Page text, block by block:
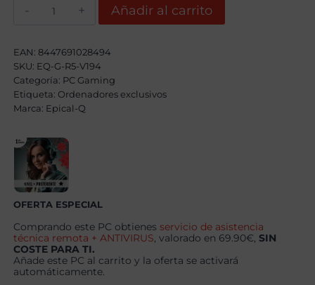
AMD
Ryzen
5
7500F,
24GB,
1TB
SSD
RX
9060XT
16GB
+
Windows
11
Pro
Añadir al carrito
EAN:8447691028494
SKU: EQ-G-R5-V194
Categoría: PC Gaming
Etiqueta: Ordenadores exclusivos
Marca: Epical-Q
OFERTA ESPECIAL
Comprando este PC obtienes servicio de asistencia
técnica remota + ANTIVIRUS, valorado en 69.90€,SIN
COSTE PARA TI.
Añade este PC al carrito y la oferta se activará
automáticamente.